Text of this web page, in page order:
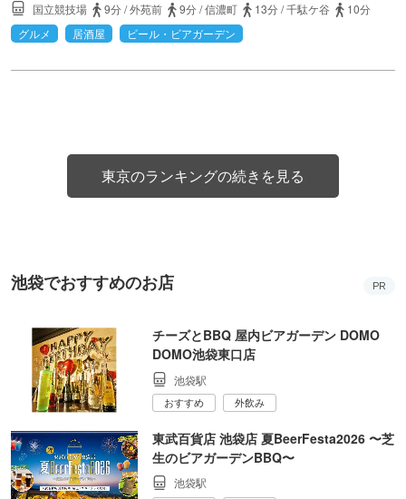
国立競技場
9分/外苑前 9分/信濃町 13分/千駄ケ谷
10分
グルメ
居酒屋 ビール・ビアガーデン
東京のランキングの続きを見る
池袋でおすすめのお店 PR
チーズとBBQ 屋内ビアガーデン DOMO
DOMO池袋東口店
池袋駅
おすすめ 外飲み
東武百貨店 池袋店 夏BeerFesta2026 〜芝
生のビアガーデンBBQ〜
池袋駅